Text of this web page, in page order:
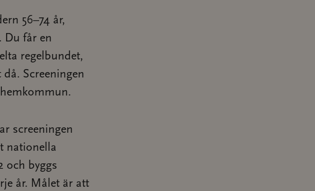
56–74 år,
Du får en
regelbundet,
Screeningen
screeningen
nationella
och byggs
år. Målet är att